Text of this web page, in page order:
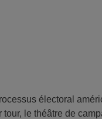
électoral
le théâtre de